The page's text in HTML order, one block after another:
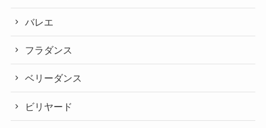
バレエ
フラダンス
ベリーダンス
ビリヤード